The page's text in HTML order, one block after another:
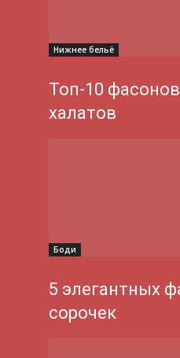
Нижнее бельё
Топ-10
халатов
Боди
5 элегантных
сорочек